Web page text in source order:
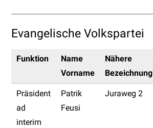
Evangelische Volkspartei
Funktion
Name
Vorname
Nähere
Bezeichnung
Präsident
ad
interim
Patrik
Feusi
Juraweg 2